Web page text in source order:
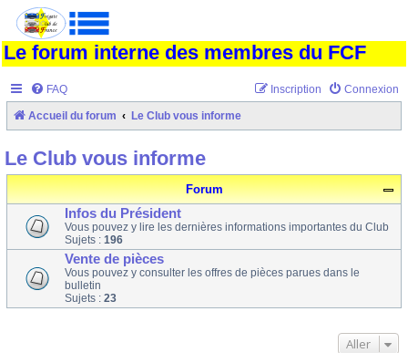
Le forum interne des membres du FCF
FAQ Connexion
Inscription
Accueil du forum Le Club vous informe
Le Club vous informe
Forum
Infos du Président
Vous pouvez y lire les dernières informations importantes du Club
Sujets : 196
Vente de pièces
Vous pouvez y consulter les offres de pièces parues dans le
bulletin
Sujets : 23
Aller